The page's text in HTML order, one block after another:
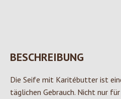
BESCHREIBUNG
Die Seife mit Karitébutter ist
täglichen Gebrauch. Nicht nur